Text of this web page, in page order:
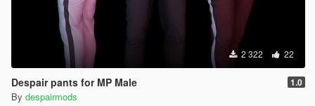
2 322 22
Despair pants for MP Male 1.0
By despairmods